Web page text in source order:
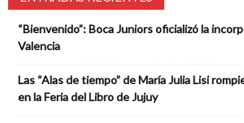
“Bienvenido”: Boca Juniors oficializó la
Valencia
Las “Alas de tiempo” de María Julia Lisi
en la Feria del Libro de Jujuy